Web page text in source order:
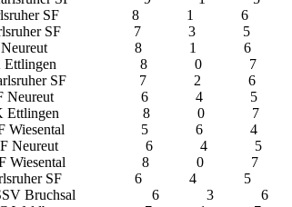
SF 8 1 6 8.5
SF 7 3 5 8.5
Neureut 8 1 6 8.5
Ettlingen 8 0 7 8.0
SF 7 2 6 8.0
Neureut 6 4 5 8.0
Ettlingen 8 0 7 8.0
Wiesental 5 6 4 8.0
Neureut 6 4 5 8.0
Wiesental 8 0 7 8.0
SF 6 4 5
Bruchsal 6 3 6